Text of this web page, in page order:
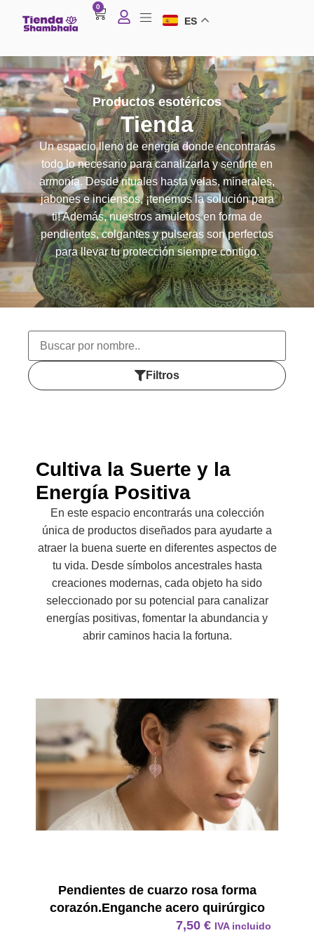
0
ES
Productos esotéricos
Tienda
Un espacio lleno de energía donde encontrarás
todo lo necesario para canalizarla y sentirte en
armonía. Desde rituales hasta velas, minerales,
jabones e inciensos, ¡tenemos la solución para
ti! Además, nuestros amuletos en forma de
pendientes, colgantes y pulseras son perfectos
para llevar tu protección siempre contigo.
Filtros
Cultiva la Suerte y la
Energía Positiva
En este espacio encontrarás una colección
única de productos diseñados para ayudarte a
atraer la buena suerte en diferentes aspectos de
tu vida. Desde símbolos ancestrales hasta
creaciones modernas, cada objeto ha sido
seleccionado por su potencial para canalizar
energías positivas, fomentar la abundancia y
abrir caminos hacia la fortuna.
Pendientes de cuarzo rosa forma
corazón.Enganche acero quirúrgico
7,50 € IVA incluido